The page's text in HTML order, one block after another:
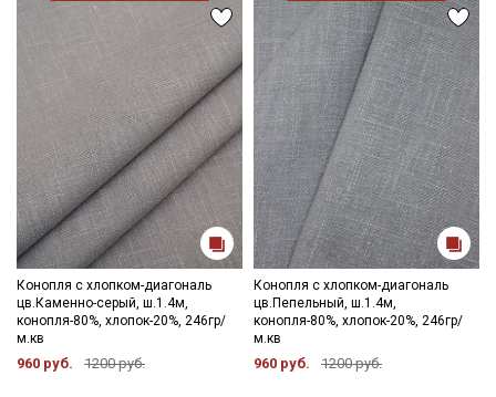
Конопля с хлопком-диагональ
цв.Каменно-серый, ш.1.4м,
конопля-80%, хлопок-20%, 246гр/
м.кв
960 руб. 1200 руб.
Конопля с хлопком-диагональ
цв.Пепельный, ш.1.4м,
конопля-80%, хлопок-20%, 246гр/
м.кв
960 руб. 1200 руб.